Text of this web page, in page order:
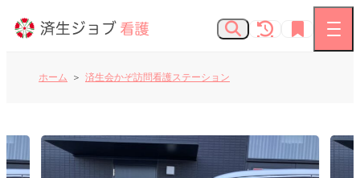
お知らせ
ホーム 済生会かぞ訪問看護ステーション